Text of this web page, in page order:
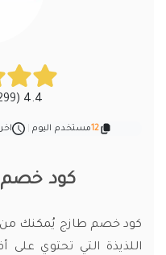
4.4 (299 تقييمات)
12مستخدم اليوم اخر
كود خصم
كود خصم طازج يُمكنك
اللذيذة التي تحتوي على